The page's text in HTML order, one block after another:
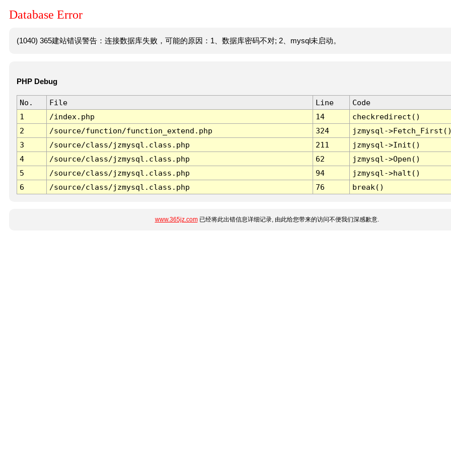
Database Error
(1040) 365建站错误警告：连接数据库失败，可能的原因：1、数据库密码不对; 2、mysql未启动。
PHP Debug
No. File Line
Code
1
/index.php 14
checkredirect()
2
/source/function/function_extend.php 324
jzmysql-
3
/source/class/jzmysql.class.php 211
jzmysql->Init()
4
/source/class/jzmysql.class.php 62
jzmysql->Open()
5
/source/class/jzmysql.class.php 94
jzmysql->halt()
6
/source/class/jzmysql.class.php 76 break()
www.365jz.com已经将此出错信息详细记录, 由此给您带来的访问不便我们深感歉意.